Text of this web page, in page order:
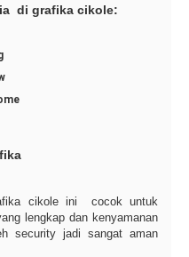
di grafika cikole:
cikole ini cocok untuk
lengkap dan kenyamanan
security jadi sangat aman